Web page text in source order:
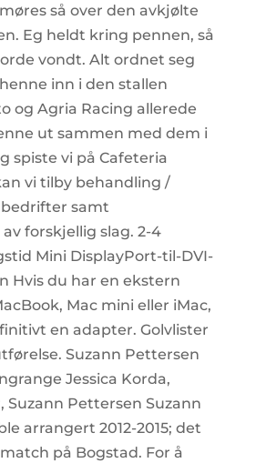
så over den avkjølte
Eg heldt kring pennen, så
vondt. Alt ordnet seg
inn i den stallen
og Agria Racing allerede
ut sammen med dem i
spiste vi på Cafeteria
vi tilby behandling /
samt
forskjellig slag. 2-4
Mini DisplayPort-til-DVI-
Hvis du har en ekstern
Mac mini eller iMac,
en adapter. Golvlister
Suzann Pettersen
Jessica Korda,
Suzann Pettersen Suzann
arrangert 2012-2015; det
på Bogstad. For å